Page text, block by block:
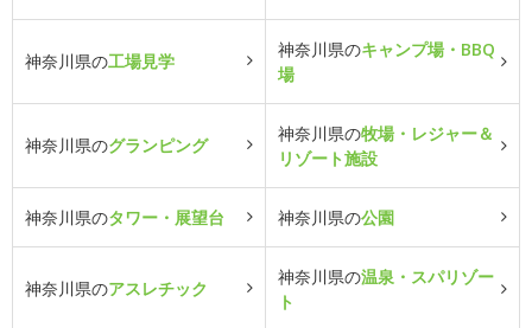
神奈川県の工場見学
神奈川県のキャンプ場・BBQ
場
神奈川県のグランピング
神奈川県の牧場・レジャー＆
リゾート施設
神奈川県のタワー・展望台 神奈川県の公園
神奈川県のアスレチック
神奈川県の温泉・スパリゾー
ト